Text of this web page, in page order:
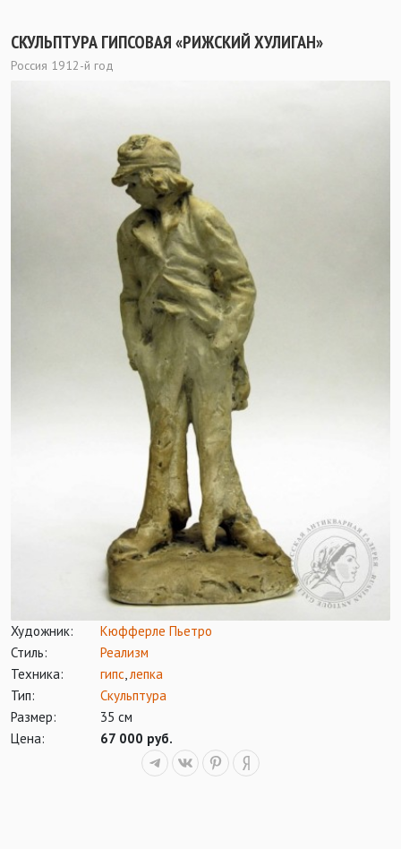
СКУЛЬПТУРА ГИПСОВАЯ «РИЖСКИЙ ХУЛИГАН»
Россия 1912-й год
Художник:
Кюфферле Пьетро
Стиль:
Реализм
Техника:
гипс,лепка
Тип:
Скульптура
Размер:
35 см
Цена:
67 000 руб.